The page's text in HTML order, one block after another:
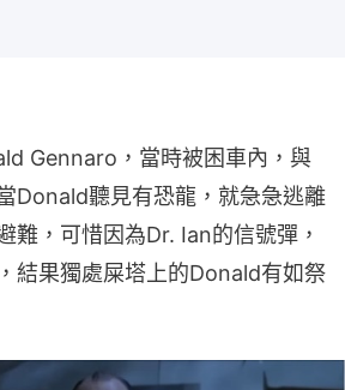
Gennaro，當時被困車內，與
Donald聽見有恐龍，就急急逃離
難，可惜因為Dr. Ian的信號彈，
結果獨處屎塔上的Donald有如祭